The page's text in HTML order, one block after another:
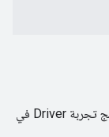
تتناول هذه الخطوات سير العمل العالي المستوى لدمج تجربة Driver في